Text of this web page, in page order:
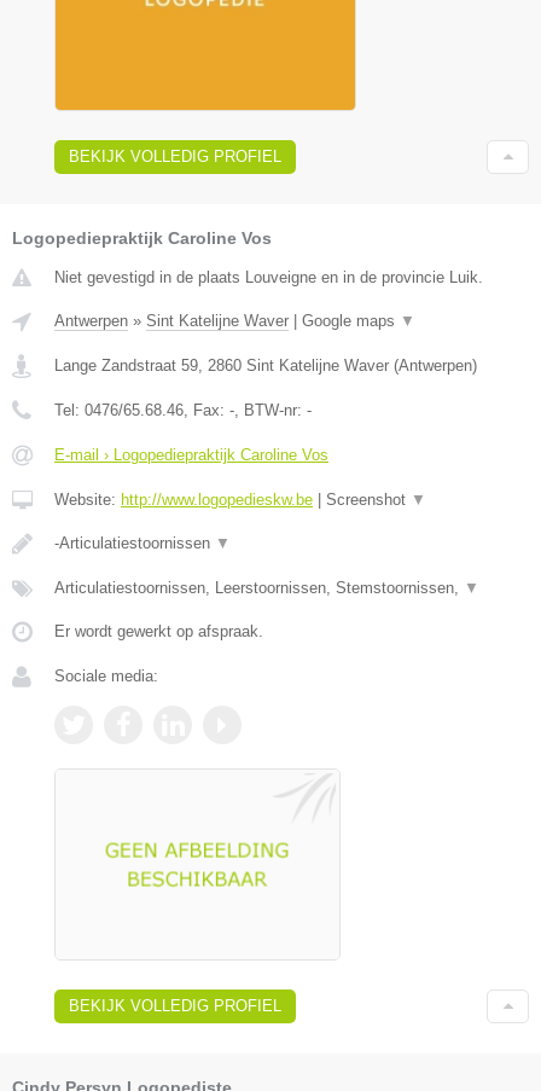
BEKIJK VOLLEDIG PROFIEL
Logopediepraktijk Caroline Vos
Niet gevestigd in de plaats Louveigne en in de provincie Luik.
Antwerpen » Sint Katelijne Waver Google maps ▼
Lange Zandstraat 59, 2860 Sint Katelijne Waver (Antwerpen)
Tel: 0476/65.68.46, Fax: -, BTW-nr: -
E-mail › Logopediepraktijk Caroline Vos
Website: http://www.logopedieskw.be Screenshot ▼
-Articulatiestoornissen ▼
Articulatiestoornissen, Leerstoornissen, Stemstoornissen, ▼
Er wordt gewerkt op afspraak.
Sociale media:
BEKIJK VOLLEDIG PROFIEL
Cindy Persyn Logopediste